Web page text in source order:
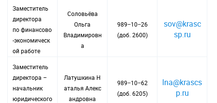
Заместитель
директора
по финансово
-экономическ
ой работе
Соловьёва
Ольга
Владимировн
а
989−10−26
(доб. 2600)
sov@krasc
sp.ru
Заместитель
директора –
начальник
юридического
Латушкина Н
аталья Алекс
андровна
989−10−62
(доб. 6205)
lna@krascs
p.ru